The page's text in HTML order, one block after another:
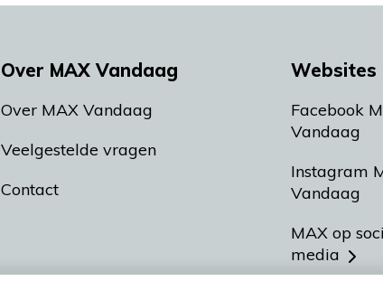
Over MAX Vandaag
Over MAX Vandaag
Veelgestelde vragen
Contact
Websites
Facebook
Vandaag
Instagram
Vandaag
MAX op
media